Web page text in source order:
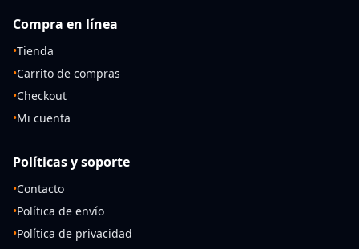
Compra en línea
•Tienda
•Carrito de compras
•Checkout
•Mi cuenta
Políticas y soporte
•Contacto
•Política de envío
•Política de privacidad